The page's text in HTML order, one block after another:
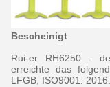
Bescheinigt
Rui-er RH6250 -
erreichte das
LFGB, ISO9001: 2016.